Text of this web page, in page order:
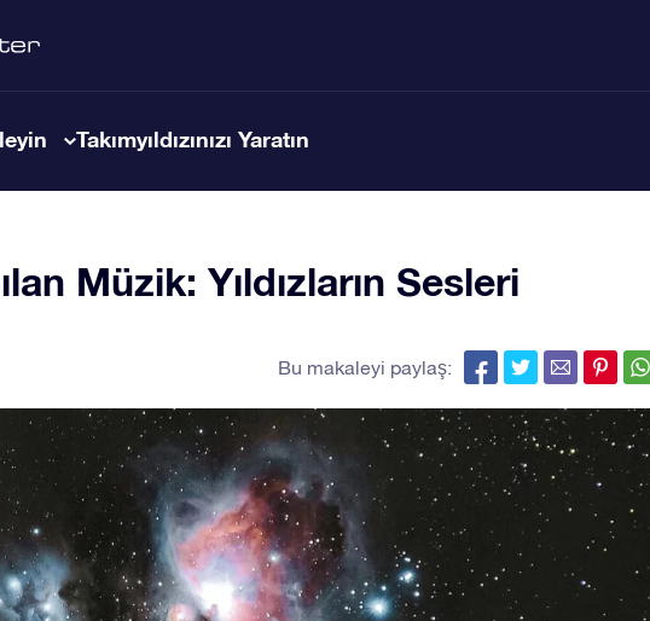
Takımyıldızınızı Yaratın
Müzik: Yıldızların Sesleri
Bu makaleyi paylaş: